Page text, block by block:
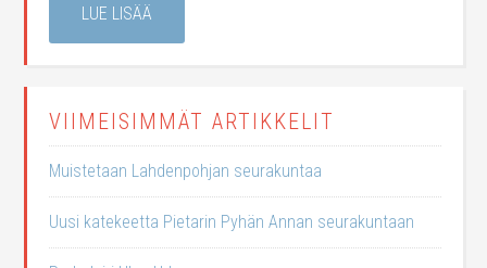
LUE LISÄÄ
VIIMEISIMMÄT ARTIKKELIT
Muistetaan Lahdenpohjan seurakuntaa
Uusi katekeetta Pietarin Pyhän Annan seurakuntaan